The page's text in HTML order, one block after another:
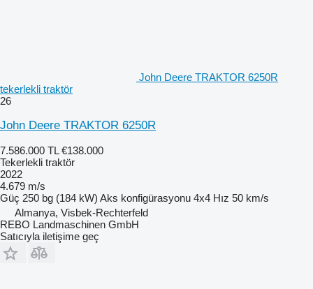
John Deere TRAKTOR 6250R
tekerlekli traktör
26
John Deere TRAKTOR 6250R
7.586.000 TL €138.000
Tekerlekli traktör
2022
4.679 m/s
Güç 250 bg (184 kW) Aks konfigürasyonu 4x4 Hız 50 km/s
Almanya, Visbek-Rechterfeld
REBO Landmaschinen GmbH
Satıcıyla iletişime geç